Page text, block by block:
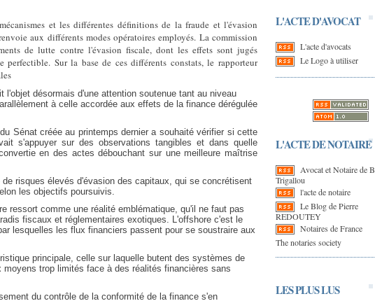
L'ACTE D'AVOCAT
L'acte d'avocats
Le Logo à utiliser
L'ACTE DE NOTAIRE
Avocat et Notaire de B
Trigallou
l'acte de notaire
Le Blog de Pierre
REDOUTEY
Notaires de France
The notaries society
LES PLUS LUS
et les différentes définitions de la fraude et l'évasion
aux différents modes opératoires employés. La commission
de lutte contre l'évasion fiscale, dont les effets sont jugés
perfectible. Sur la base de ces différents constats, le rapporteur
l'objet désormais d'une attention soutenue tant au niveau
à celle accordée aux effets de la finance dérégulée
Sénat créée au printemps dernier a souhaité vérifier si cette
s'appuyer sur des observations tangibles et dans quelle
en des actes débouchant sur une meilleure maîtrise
risques élevés d'évasion des capitaux, qui se concrétisent
les objectifs poursuivis.
ressort comme une réalité emblématique, qu'il ne faut pas
fiscaux et réglementaires exotiques. L'offshore c'est le
lesquelles les flux financiers passent pour se soustraire aux
principale, celle sur laquelle butent des systèmes de
moyens trop limités face à des réalités financières sans
du contrôle de la conformité de la finance s'en